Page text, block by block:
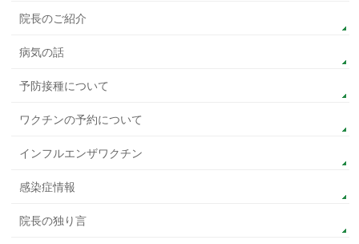
院長のご紹介
病気の話
予防接種について
ワクチンの予約について
インフルエンザワクチン
感染症情報
院長の独り言